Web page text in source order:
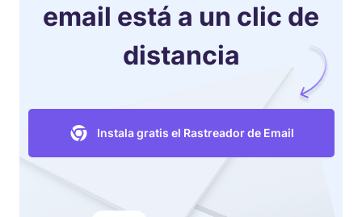
email está a un clic de
distancia
Instala gratis el Rastreador de Email